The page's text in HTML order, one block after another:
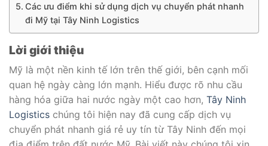
Các ưu điểm khi sử dụng dịch vụ chuyển phát nhanh
đi Mỹ tại Tây Ninh Logistics
Lời giới thiệu
Mỹ là một nền kinh tế lớn trên thế giới, bên cạnh mối
quan hệ ngày càng lớn mạnh. Hiểu được rõ nhu cầu
hàng hóa giữa hai nước ngày một cao hơn, Tây Ninh
Logistics chúng tôi hiện nay đã cung cấp dịch vụ
chuyển phát nhanh giá rẻ uy tín từ Tây Ninh đến mọi